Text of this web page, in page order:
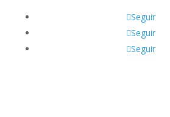
Seguir
Seguir
Seguir